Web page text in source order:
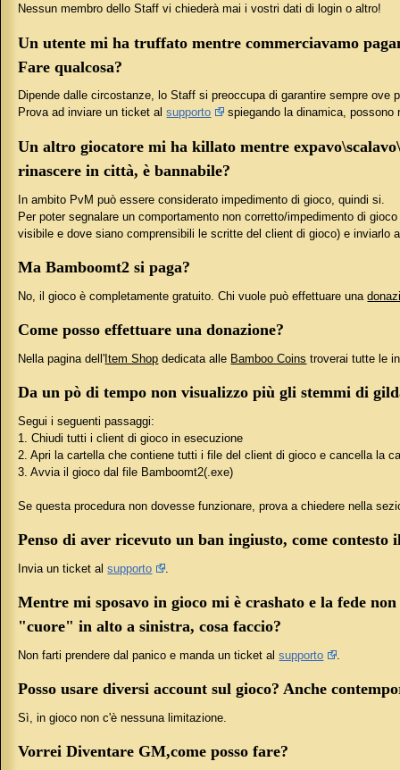
Nessun membro dello Staff vi chiederà mai i vostri dati di login o altro!
Un utente mi ha truffato mentre commerciavamo
Fare qualcosa?
Dipende dalle circostanze, lo Staff si preoccupa di garantire sempre ove
Prova ad inviare un ticket alsupporto spiegando la dinamica,
Un altro giocatore mi ha killato mentre
rinascere in città, è bannabile?
In ambito PvM può essere considerato impedimento di gioco, quindi si.
Per poter segnalare un comportamento non corretto/impedimento di
visibile e dove siano comprensibili le scritte del client di gioco) e inviarlo
Ma Bamboomt2 si paga?
No, il gioco è completamente gratuito. Chi vuole può effettuare una
Come posso effettuare una donazione?
Nella pagina dell'Item Shop dedicata alle Bamboo Coins troverai tutte le
Da un pò di tempo non visualizzo più gli stemmi di
Segui i seguenti passaggi:
1. Chiudi tutti i client di gioco in esecuzione
2. Apri la cartella che contiene tutti i file del client di gioco e cancella la
3. Avvia il gioco dal file Bamboomt2(.exe)
Se questa procedura non dovesse funzionare, prova a chiedere nella
Penso di aver ricevuto un ban ingiusto, come contesto
Invia un ticket alsupporto
Mentre mi sposavo in gioco mi è crashato e la fede
"cuore" in alto a sinistra, cosa faccio?
Non farti prendere dal panico e manda un ticket alsupporto
Posso usare diversi account sul gioco? Anche
Sì, in gioco non c'è nessuna limitazione.
Vorrei Diventare GM,come posso fare?